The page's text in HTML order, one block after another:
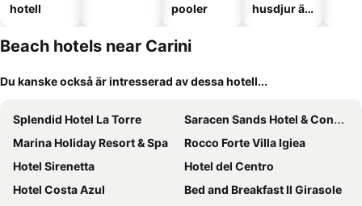
hotell
pooler
husdjur är
Beach hotels near Carini
Du kanske också är intresserad av dessa hotell...
Splendid Hotel La Torre
Saracen Sands Hotel & Congress Centre
Marina Holiday Resort & Spa
Rocco Forte Villa Igiea
Hotel Sirenetta
Hotel del Centro
Hotel Costa Azul
Bed and Breakfast Il Girasole